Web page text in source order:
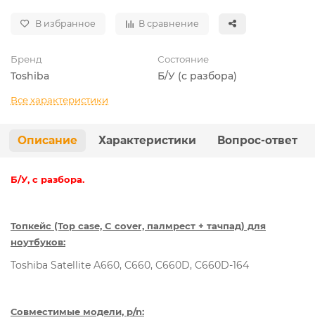
В избранное В сравнение
Бренд
Toshiba
Состояние
Б/У (с разбора)
Все характеристики
Описание Характеристики Вопрос-ответ
Б/У, с разбора.
Топкейс (Top case, C cover, палмрест + тачпад) для
ноутбуков:
Toshiba Satellite A660, C660, C660D, C660D-164
Совместимые модели, p/n: